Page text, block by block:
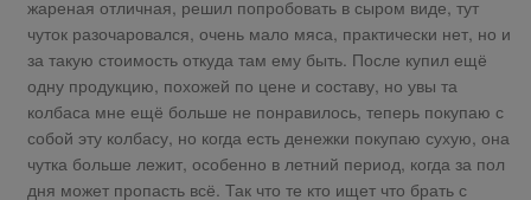
жареная отличная, решил попробовать в сыром виде, тут
чуток разочаровался, очень мало мяса, практически нет, но и
за такую стоимость откуда там ему быть. После купил ещё
одну продукцию, похожей по цене и составу, но увы та
колбаса мне ещё больше не понравилось, теперь покупаю с
собой эту колбасу, но когда есть денежки покупаю сухую, она
чутка больше лежит, особенно в летний период, когда за пол
дня может пропасть всё. Так что те кто ищет что брать с